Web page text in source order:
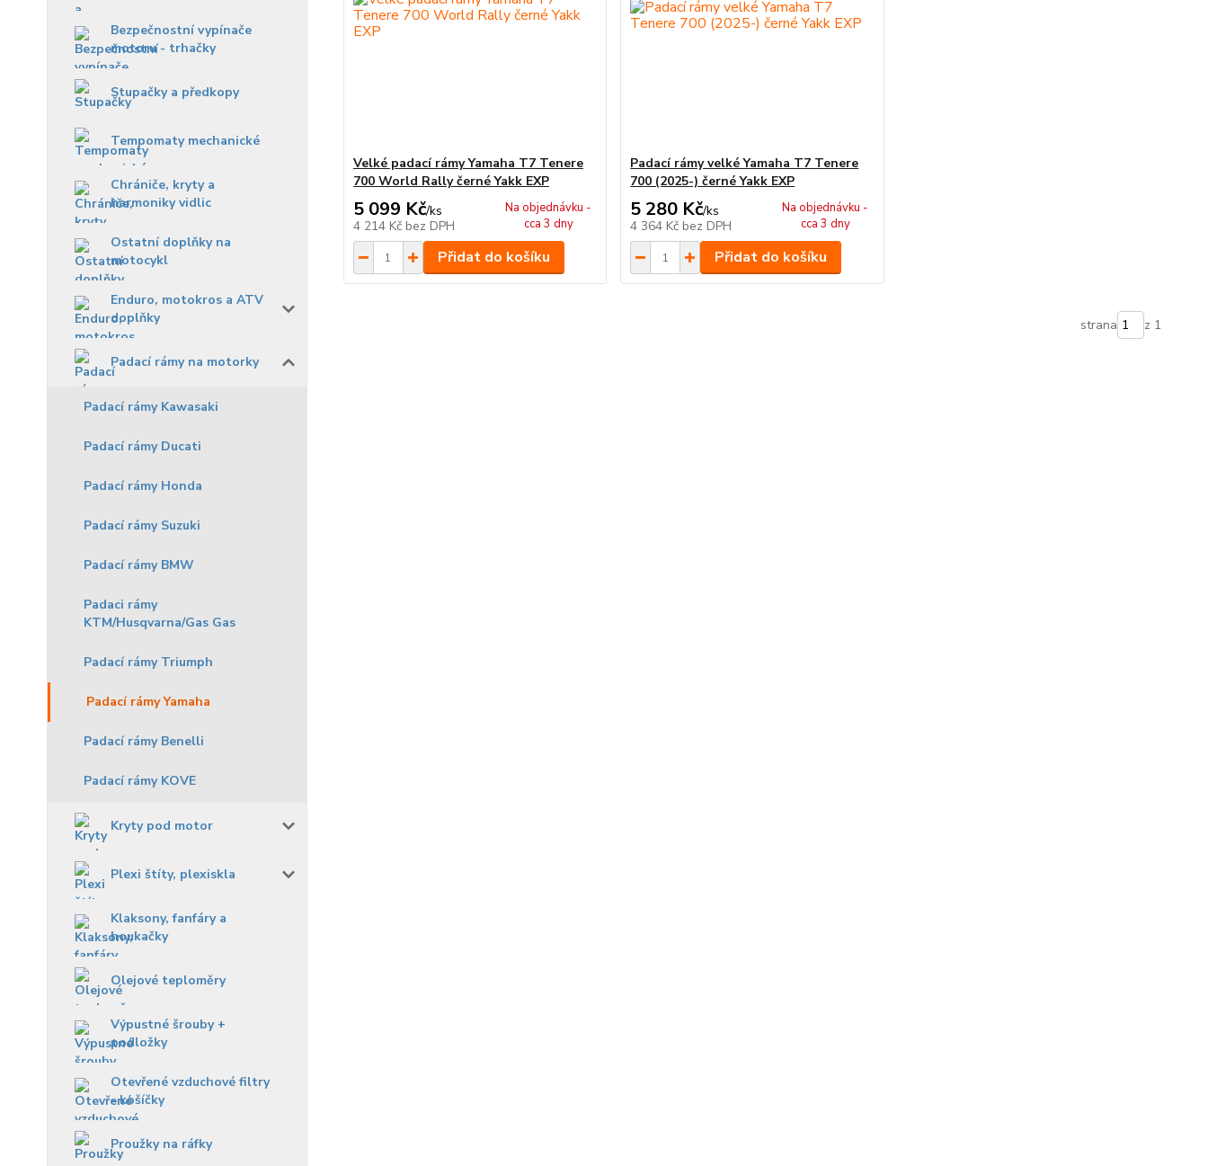
Bezpečnostní vypínače
motoru - trhačky
Stupačky a předkopy
Tempomaty mechanické
Chrániče, kryty a
harmoniky vidlic
Ostatní doplňky na
motocykl
Enduro, motokros a ATV
doplňky
Padací rámy na motorky
Padací rámy Kawasaki
Padací rámy Ducati
Padací rámy Honda
Padací rámy Suzuki
Padací rámy BMW
Padaci rámy
KTM/Husqvarna/Gas Gas
Padací rámy Triumph
Padací rámy Yamaha
Padací rámy Benelli
Padací rámy KOVE
Kryty pod motor
Plexi štíty, plexiskla
Klaksony, fanfáry a
houkačky
Olejové teploměry
Výpustné šrouby +
podložky
Otevřené vzduchové filtry
- košíčky
Proužky na ráfky
Velké padací rámy Yamaha T7 Tenere
700 World Rally černé Yakk EXP
5 099 Kč/ks
4 214 Kč bez DPH
Na objednávku -
cca 3 dny
Přidat do košíku
Padací rámy velké Yamaha T7 Tenere
700 (2025-) černé Yakk EXP
5 280 Kč/ks
4 364 Kč bez DPH
Na objednávku -
cca 3 dny
Přidat do košíku
strana z 1